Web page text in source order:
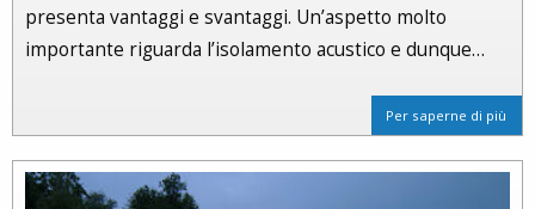
presenta vantaggi e svantaggi. Un’aspetto molto
importante riguarda l’isolamento acustico e dunque…
Per saperne di più